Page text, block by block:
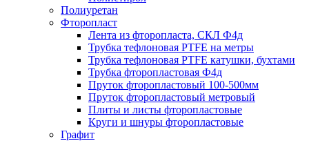
Полиуретан
Фторопласт
Лента из фторопласта, СКЛ Ф4д
Трубка тефлоновая PTFE на метры
Трубка тефлоновая PTFE катушки, бухтами
Трубка фторопластовая Ф4д
Пруток фторопластовый 100-500мм
Пруток фторопластовый метровый
Плиты и листы фторопластовые
Круги и шнуры фторопластовые
Графит